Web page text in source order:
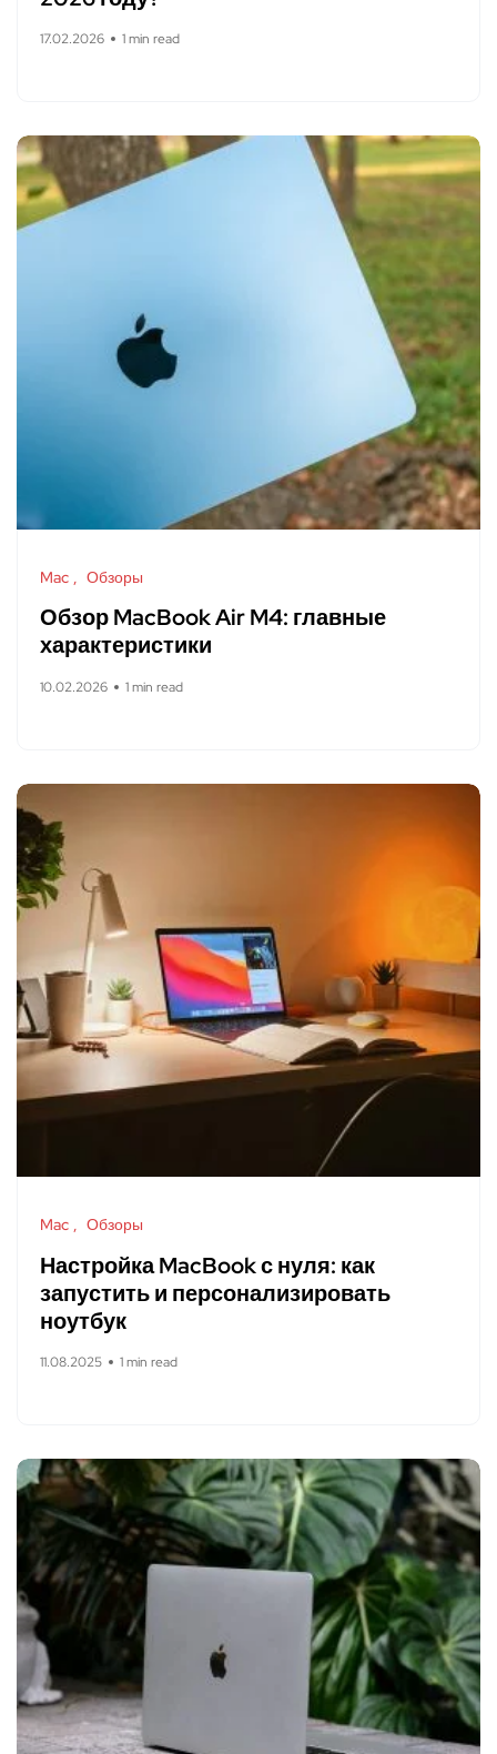
17.02.2026 1 min read
Mac Обзоры
Обзор MacBook Air M4: главные
характеристики
10.02.2026 1 min read
Mac Обзоры
Настройка MacBook с нуля: как
запустить и персонализировать
ноутбук
11.08.2025 1 min read